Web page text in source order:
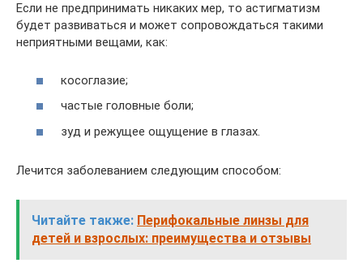
Если не предпринимать никаких мер, то астигматизм
будет развиваться и может сопровождаться такими
неприятными вещами, как:
косоглазие;
частые головные боли;
зуд и режущее ощущение в глазах.
Лечится заболеванием следующим способом:
Читайте также: Перифокальные линзы для
детей и взрослых: преимущества и отзывы